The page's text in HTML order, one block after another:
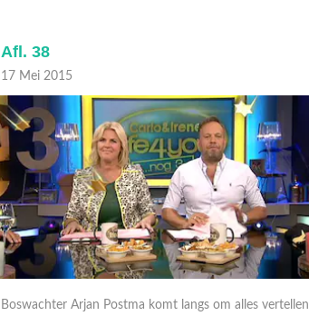
Afl. 38
17 Mei 2015
Boswachter Arjan Postma komt langs om alles vertellen